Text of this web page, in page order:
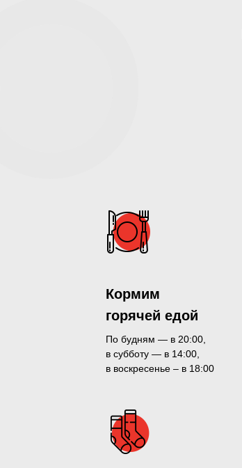
По будням — в 20:00,
в субботу — в 14:00,
в воскресенье – в 18:00
Кормим
горячей едой